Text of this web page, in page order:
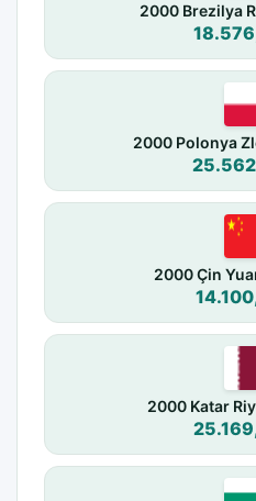
2000 Brezilya
2000 Polonya
2000 Çin
2000 Katar